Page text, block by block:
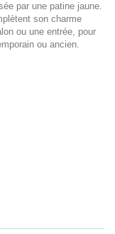
par une patine jaune.
son charme
ou une entrée, pour
ou ancien.